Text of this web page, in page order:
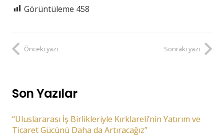
Görüntüleme 458
Önceki yazı Sonraki yazı
Son Yazılar
“Uluslararası İş Birlikleriyle Kırklareli’nin Yatırım ve
Ticaret Gücünü Daha da Artıracağız”